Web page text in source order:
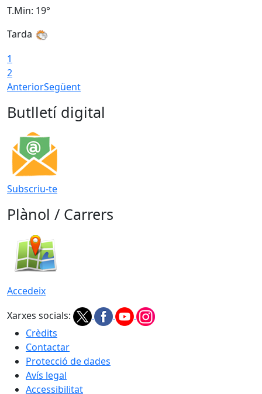
T.Min: 19°
Tarda
1
2
AnteriorSegüent
Butlletí digital
Subscriu-te
Plànol / Carrers
Accedeix
Xarxes socials:
Crèdits
Contactar
Protecció de dades
Avís legal
Accessibilitat